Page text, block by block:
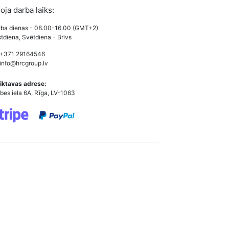
darba laiks:
dienas - 08.00-16.00 (GMT+2)
Svētdiena - Brīvs
29164546
info@hrcgroup.lv
adrese:
iela 6A, Rīga, LV-1063